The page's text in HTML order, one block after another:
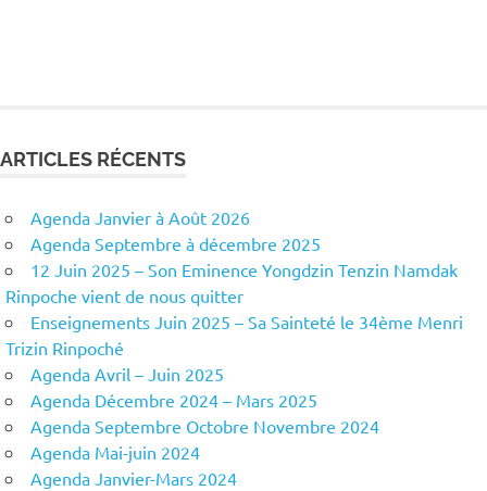
ARTICLES RÉCENTS
Agenda Janvier à Août 2026
Agenda Septembre à décembre 2025
12 Juin 2025 – Son Eminence Yongdzin Tenzin Namdak
Rinpoche vient de nous quitter
Enseignements Juin 2025 – Sa Sainteté le 34ème Menri
Trizin Rinpoché
Agenda Avril – Juin 2025
Agenda Décembre 2024 – Mars 2025
Agenda Septembre Octobre Novembre 2024
Agenda Mai-juin 2024
Agenda Janvier-Mars 2024